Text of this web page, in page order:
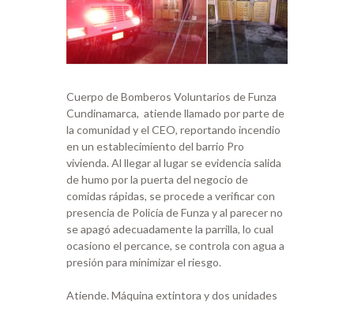
Cuerpo de Bomberos Voluntarios de Funza
Cundinamarca, atiende llamado por parte de
la comunidad y el CEO, reportando incendio
en un establecimiento del barrio Pro
vivienda. Al llegar al lugar se evidencia salida
de humo por la puerta del negocio de
comidas rápidas, se procede a verificar con
presencia de Policía de Funza y al parecer no
se apagó adecuadamente la parrilla, lo cual
ocasiono el percance, se controla con agua a
presión para minimizar el riesgo.
Atiende. Máquina extintora y dos unidades